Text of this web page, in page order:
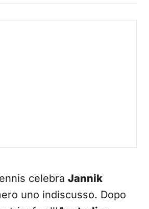
celebra Jannik
uno indiscusso. Dopo